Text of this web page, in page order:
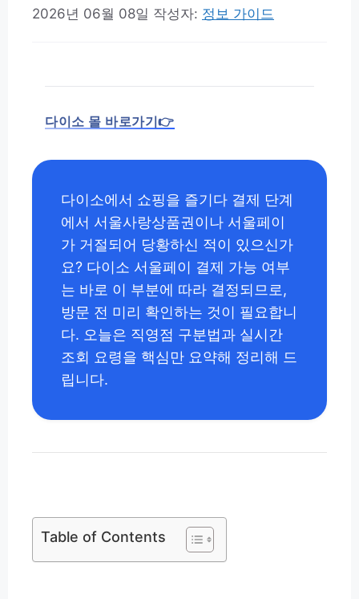
2026년 06월 08일 작성자: 정보 가이드
다이소 몰 바로가기👉
다이소에서 쇼핑을 즐기다 결제 단계
에서 서울사랑상품권이나 서울페이
가 거절되어 당황하신 적이 있으신가
요? 다이소 서울페이 결제 가능 여부
는 바로 이 부분에 따라 결정되므로,
방문 전 미리 확인하는 것이 필요합니
다. 오늘은 직영점 구분법과 실시간
조회 요령을 핵심만 요약해 정리해 드
립니다.
Table of Contents